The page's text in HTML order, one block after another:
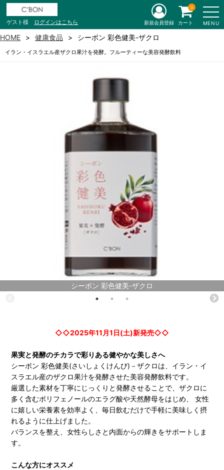
ゲスト様 ログインはこちら MENU
新規会員登録 カート
0
HOME 健康食品 シーボン 彩色健美-ザクロ
イラン・イスラエル産ザクロ果汁を発酵。フルーティーな美容発酵飲料
シーボン 彩色健美-ザクロ
◇◇2025年11月1日(土)新発売◇◇
果実と発酵のチカラで彩りある健やかな美しさへ
シーボン 彩色健美(さいしょくけんび)－ザクロは、イラン・イ
スラエル産のザクロ果汁を発酵させた美容発酵飲料です。
厳選した素材を丁寧にじっくりと発酵させることで、ザクロに
多く含むポリフェノールのエラグ酸や天然酵母をはじめ、 女性
に嬉しい栄養素を効率よく、毎日飲むだけで手軽に美味しく摂
れるように仕上げました。
バランスを整え、女性らしさと内面からの輝きをサポートしま
す。
こんな方にオススメ